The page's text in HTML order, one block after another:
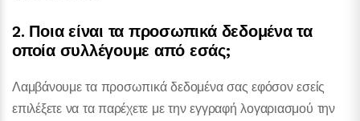
2. Ποια είναι τα προσωπικά δεδομένα τα
οποία συλλέγουμε από εσάς;
Λαμβάνουμε τα προσωπικά δεδομένα σας εφόσον εσείς
επιλέξετε να τα παρέχετε με την εγγραφή λογαριασμού την